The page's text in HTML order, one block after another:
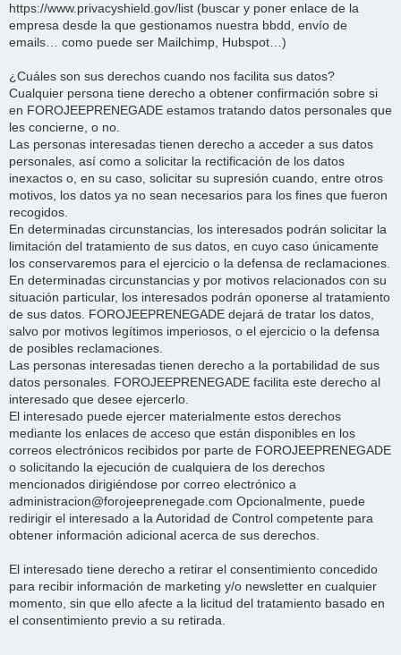
https://www.privacyshield.gov/list (buscar y poner enlace de la
empresa desde la que gestionamos nuestra bbdd, envío de
emails… como puede ser Mailchimp, Hubspot…)
¿Cuáles son sus derechos cuando nos facilita sus datos?
Cualquier persona tiene derecho a obtener confirmación sobre si
en FOROJEEPRENEGADE estamos tratando datos personales que
les concierne, o no.
Las personas interesadas tienen derecho a acceder a sus datos
personales, así como a solicitar la rectificación de los datos
inexactos o, en su caso, solicitar su supresión cuando, entre otros
motivos, los datos ya no sean necesarios para los fines que fueron
recogidos.
En determinadas circunstancias, los interesados podrán solicitar la
limitación del tratamiento de sus datos, en cuyo caso únicamente
los conservaremos para el ejercicio o la defensa de reclamaciones.
En determinadas circunstancias y por motivos relacionados con su
situación particular, los interesados podrán oponerse al tratamiento
de sus datos. FOROJEEPRENEGADE dejará de tratar los datos,
salvo por motivos legítimos imperiosos, o el ejercicio o la defensa
de posibles reclamaciones.
Las personas interesadas tienen derecho a la portabilidad de sus
datos personales. FOROJEEPRENEGADE facilita este derecho al
interesado que desee ejercerlo.
El interesado puede ejercer materialmente estos derechos
mediante los enlaces de acceso que están disponibles en los
correos electrónicos recibidos por parte de FOROJEEPRENEGADE
o solicitando la ejecución de cualquiera de los derechos
mencionados dirigiéndose por correo electrónico a
administracion@forojeeprenegade.com Opcionalmente, puede
redirigir el interesado a la Autoridad de Control competente para
obtener información adicional acerca de sus derechos.
El interesado tiene derecho a retirar el consentimiento concedido
para recibir información de marketing y/o newsletter en cualquier
momento, sin que ello afecte a la licitud del tratamiento basado en
el consentimiento previo a su retirada.